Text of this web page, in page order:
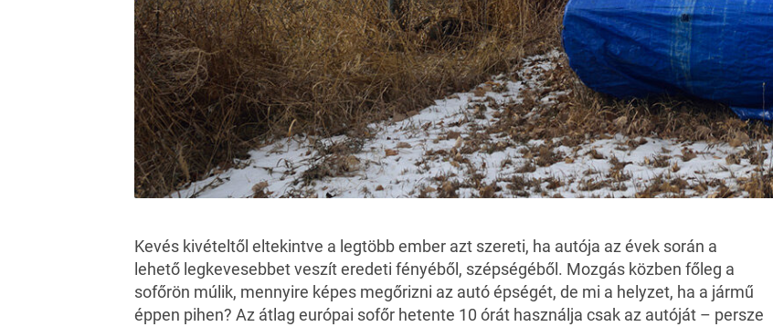
Kevés kivételtől eltekintve a legtöbb ember azt szereti, ha autója az évek során a
lehető legkevesebbet veszít eredeti fényéből, szépségéből. Mozgás közben főleg a
sofőrön múlik, mennyire képes megőrizni az autó épségét, de mi a helyzet, ha a jármű
éppen pihen? Az átlag európai sofőr hetente 10 órát használja csak az autóját – persze